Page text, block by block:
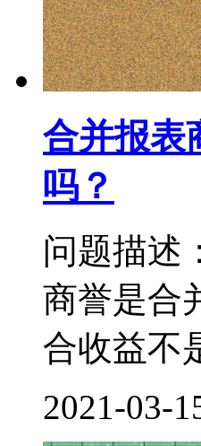
合并报表
吗？
问题描述
商誉是合
合收益不
2021-03-